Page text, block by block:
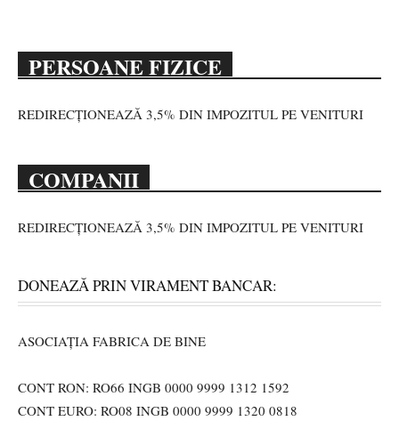
PERSOANE FIZICE
REDIRECȚIONEAZĂ 3,5% DIN IMPOZITUL PE VENITURI
COMPANII
REDIRECȚIONEAZĂ 3,5% DIN IMPOZITUL PE VENITURI
DONEAZĂ PRIN VIRAMENT BANCAR:
ASOCIAȚIA FABRICA DE BINE
CONT RON: RO66 INGB 0000 9999 1312 1592
CONT EURO: RO08 INGB 0000 9999 1320 0818